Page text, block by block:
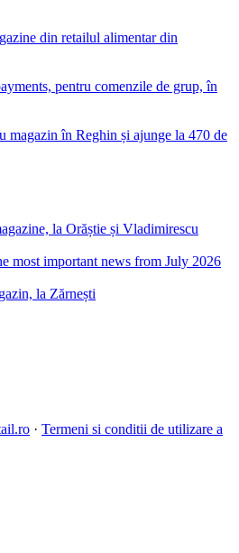
din retailul alimentar din
pentru comenzile de grup, în
magazin în Reghin și ajunge la 470 de
la Orăștie și Vladimirescu
most important news from July 2026
la Zărnești
· Termeni si conditii de utilizare a